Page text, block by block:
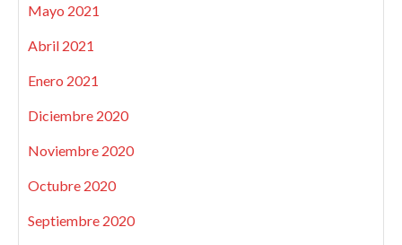
Mayo 2021
Abril 2021
Enero 2021
Diciembre 2020
Noviembre 2020
Octubre 2020
Septiembre 2020